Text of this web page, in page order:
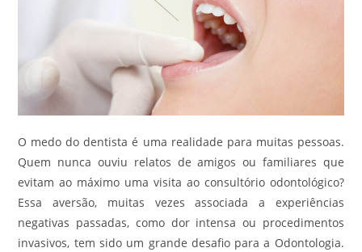
O medo do dentista é uma realidade para muitas pessoas.
Quem nunca ouviu relatos de amigos ou familiares que
evitam ao máximo uma visita ao consultório odontológico?
Essa aversão, muitas vezes associada a experiências
negativas passadas, como dor intensa ou procedimentos
invasivos, tem sido um grande desafio para a Odontologia.